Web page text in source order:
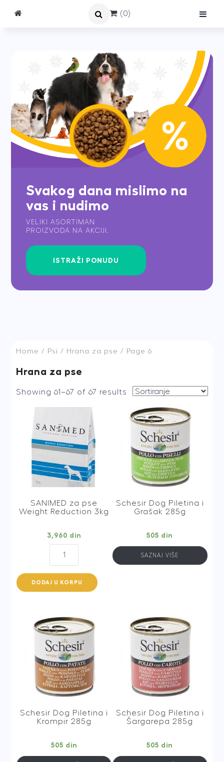
(0)
Svakog dana mislimo na
vas i nudimo
VELIKI ASORTIMAN
PROIZVODA NA AKCIJI.
ISTRAŽI PONUDU
Home / Psi / Hrana za pse / Page 6
Hrana za pse
Showing 61–67 of 67 results
SANIMED za pse
Weight Reduction 3kg
3,960 din
pse
Weight
quantity
DODAJ U KORPU
Schesir Dog Piletina i
Grašak 285g
505 din
SAZNAJ VIŠE
Schesir Dog Piletina i
Krompir 285g
505 din
Schesir Dog Piletina i
Šargarepa 285g
505 din